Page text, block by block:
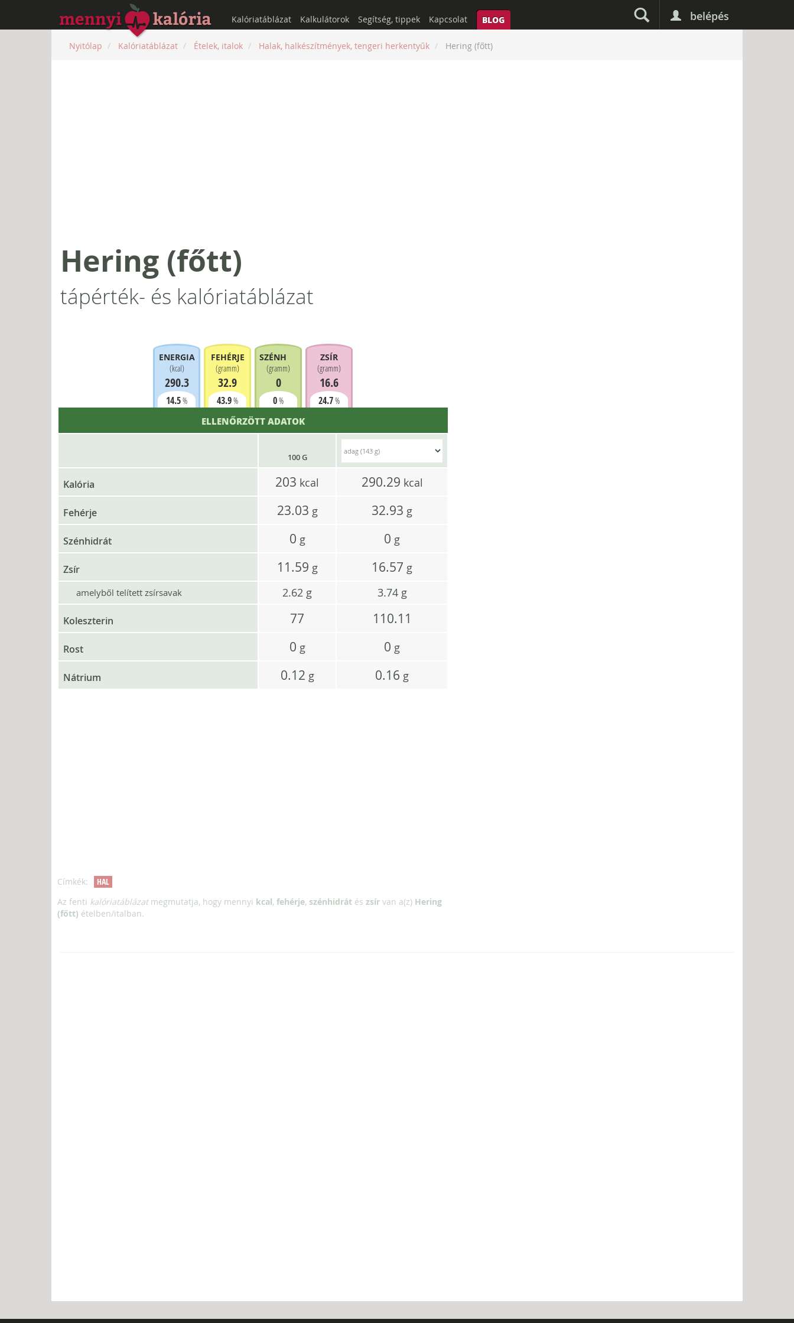
belépés
Kalóriatáblázat Kalkulátorok Segítség, tippek Kapcsolat BLOG
Nyitólap Kalóriatáblázat Ételek, italok Halak, halkészítmények, tengeri herkentyűk Hering (főtt)
Hering (főtt)
tápérték- és kalóriatáblázat
ENERGIA
(kcal)
290.3
14.5%
FEHÉRJE
(gramm)
32.9
43.9%
SZÉNHIDRÁT
(gramm)
0
0%
ZSÍR
(gramm)
16.6
24.7%
ELLENŐRZÖTT ADATOK
100 G
Kalória 203 kcal 290.29 kcal
Fehérje 23.03 g 32.93 g
Szénhidrát 0 g 0 g
Zsír 11.59 g 16.57 g
amelyből telített zsírsavak 2.62 g 3.74 g
Koleszterin 77 110.11
Rost 0 g 0 g
Nátrium 0.12 g 0.16 g
Címkék:
HAL
Az fenti kalóriatáblázatmegmutatja, hogy mennyi kcal, fehérje, szénhidrát és zsír van a(z) Hering
(főtt) ételben/italban.